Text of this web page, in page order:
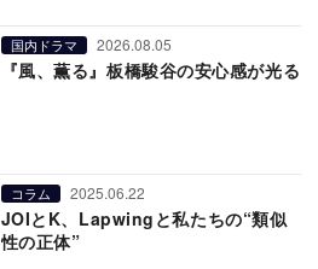
国内ドラマ 2026.08.05
『風、薫る』板橋駿谷の安心感が光る
コラム 2025.06.22
JOIとK、Lapwingと私たちの“類似
性の正体”